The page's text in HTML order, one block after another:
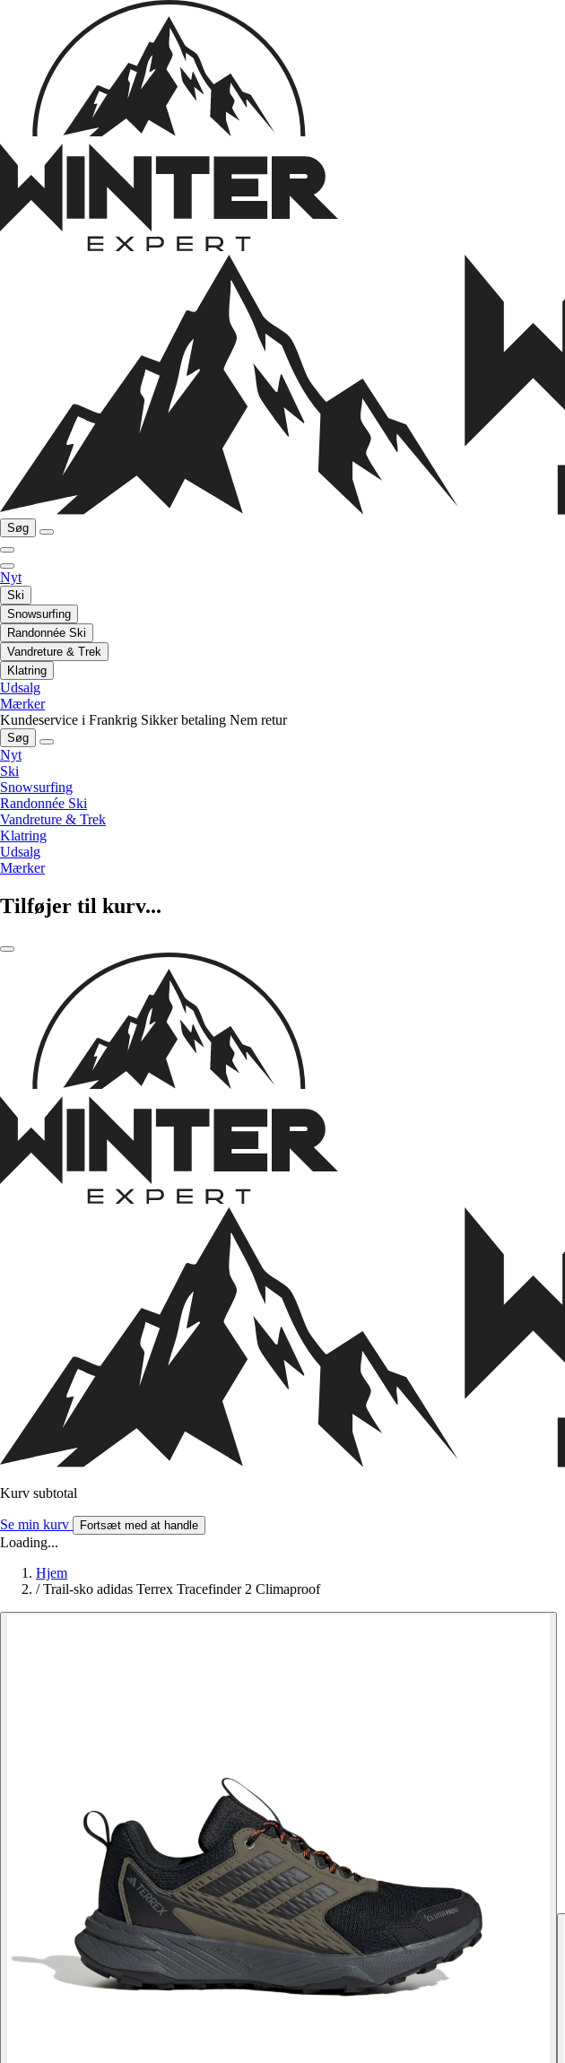
Søg
Nyt
Ski
Snowsurfing
Randonnée Ski
Vandreture & Trek
Klatring
Udsalg
Mærker
Kundeservice i Frankrig Sikker betaling Nem retur
Søg
Nyt
Ski
Snowsurfing
Randonnée Ski
Vandreture & Trek
Klatring
Udsalg
Mærker
Tilføjer til kurv...
Kurv subtotal
Se min kurv Fortsæt med at handle
Loading...
Hjem
/ Trail-sko adidas Terrex Tracefinder 2 Climaproof